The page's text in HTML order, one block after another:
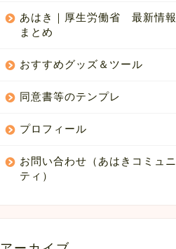
あはき｜厚生労働省 最新情報
まとめ
おすすめグッズ＆ツール
同意書等のテンプレ
プロフィール
お問い合わせ（あはきコミュニ
ティ）